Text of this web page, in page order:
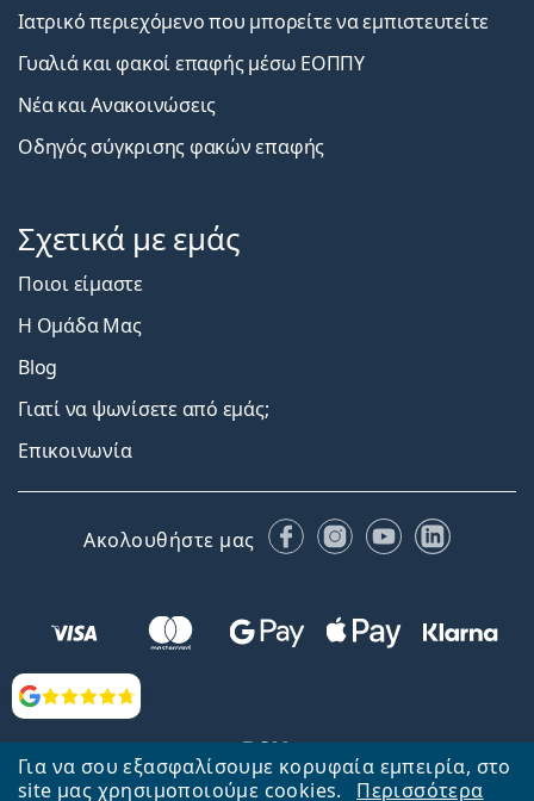
Για να σου εξασφαλίσουμε κορυφαία εμπειρία, στο
site μας χρησιμοποιούμε cookies.
Περισσότερα
Αξιολογήσεις
Ιατρικό περιεχόμενο που μπορείτε να εμπιστευτείτε
Γυαλιά και φακοί επαφής μέσω ΕΟΠΠΥ
Νέα και Ανακοινώσεις
Οδηγός σύγκρισης φακών επαφής
Σχετικά με εμάς
Ποιοι είμαστε
Η Ομάδα Μας
Blog
Γιατί να ψωνίσετε από εμάς;
Επικοινωνία
Ακολουθήστε μας FacebookInstagram
YouTubeLinkedIn